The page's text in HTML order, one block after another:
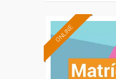
ONLINE